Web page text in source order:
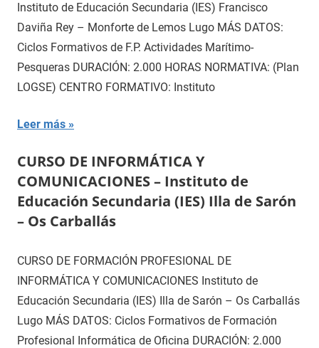
Instituto de Educación Secundaria (IES) Francisco
Daviña Rey – Monforte de Lemos Lugo MÁS DATOS:
Ciclos Formativos de F.P. Actividades Marítimo-
Pesqueras DURACIÓN: 2.000 HORAS NORMATIVA: (Plan
LOGSE) CENTRO FORMATIVO: Instituto
Leer más
CURSO DE INFORMÁTICA Y
COMUNICACIONES – Instituto de
Educación Secundaria (IES) Illa de Sarón
– Os Carballás
CURSO DE FORMACIÓN PROFESIONAL DE
INFORMÁTICA Y COMUNICACIONES Instituto de
Educación Secundaria (IES) Illa de Sarón – Os Carballás
Lugo MÁS DATOS: Ciclos Formativos de Formación
Profesional Informática de Oficina DURACIÓN: 2.000